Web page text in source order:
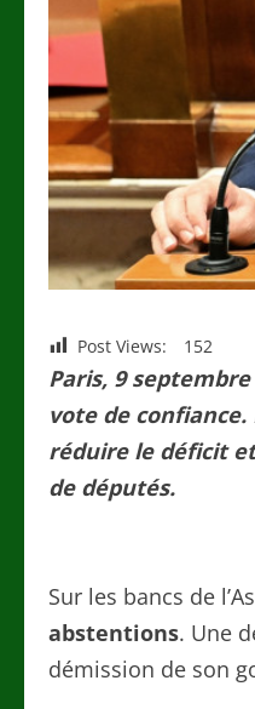
Post Views: 152
Paris, 9
vote de
réduire le déficit
de députés.
Sur les bancs de
abstentions. Une
démission de son